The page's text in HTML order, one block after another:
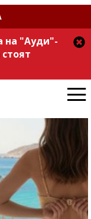
на "Ауди"-